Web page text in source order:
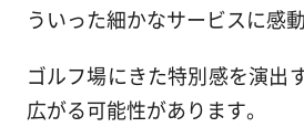
ういった細かなサービスに感
ゴルフ場にきた特別感を演出
広がる可能性があります。